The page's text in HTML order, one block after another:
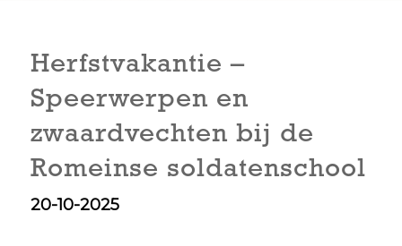
Herfstvakantie –
Speerwerpen en
zwaardvechten bij de
Romeinse soldatenschool
20-10-2025